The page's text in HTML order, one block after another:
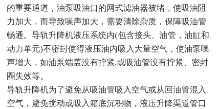
的重要通道，油泵吸油口的网式滤油器被堵，使吸油阻
力加大，而导致噪声加大，需要清除杂质，保障吸油管
畅通。导轨升降机液压系统内(包含接头、油管，油缸和
动力单元)不密封使得液压油内吸入大量空气，使油泵噪
声增大，如油泵端盖没有拧紧,或吸油管没有拧紧、密封
圈失效等。
导轨升降机为了避免从吸油管吸入空气或从回油管混入
空气，避免搅动或吸入箱底沉积物，液压升降渠道管口